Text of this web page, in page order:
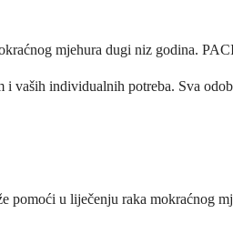
mjehura dugi niz godina.
vaših individualnih potreba. Sva
u liječenju raka mokraćnog